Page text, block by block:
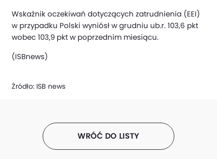
Wskaźnik oczekiwań dotyczących zatrudnienia (EEI)
w przypadku Polski wyniósł w grudniu ub.r. 103,6 pkt
wobec 103,9 pkt w poprzednim miesiącu.
(ISBnews)
Źródło: ISB news
WRÓĆ DO LISTY